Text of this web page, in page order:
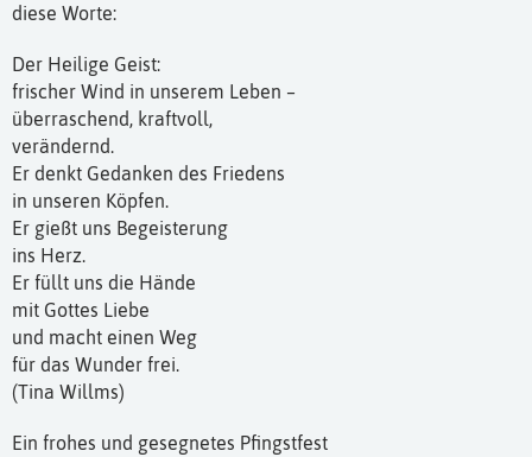
diese Worte:
Der Heilige Geist:
frischer Wind in unserem Leben –
überraschend, kraftvoll,
verändernd.
Er denkt Gedanken des Friedens
in unseren Köpfen.
Er gießt uns Begeisterung
ins Herz.
Er füllt uns die Hände
mit Gottes Liebe
und macht einen Weg
für das Wunder frei.
(Tina Willms)
Ein frohes und gesegnetes Pfingstfest